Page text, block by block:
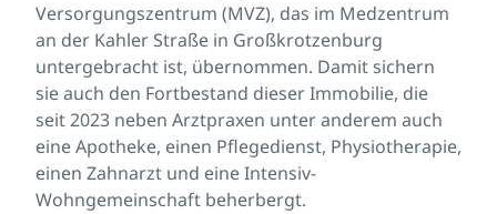
Versorgungszentrum (MVZ), das im Medzentrum
an der Kahler Straße in Großkrotzenburg
untergebracht ist, übernommen. Damit sichern
sie auch den Fortbestand dieser Immobilie, die
seit 2023 neben Arztpraxen unter anderem auch
eine Apotheke, einen Pflegedienst, Physiotherapie,
einen Zahnarzt und eine Intensiv-
Wohngemeinschaft beherbergt.